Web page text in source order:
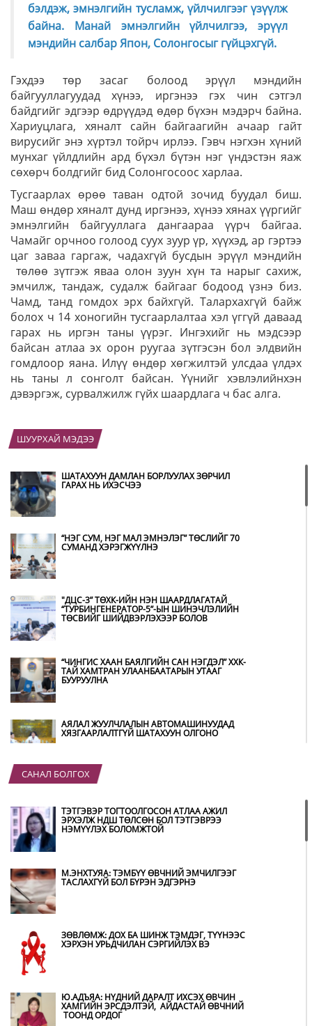
бэлдэж, эмнэлгийн тусламж, үйлчилгээг үзүүлж
байна. Манай эмнэлгийн үйлчилгээ, эрүүл
мэндийн салбар Япон, Солонгосыг гүйцэхгүй.
Гэхдээ төр засаг болоод эрүүл мэндийн
байгууллагуудад хүнээ, иргэнээ гэх чин сэтгэл
байдгийг эдгээр өдрүүдэд өдөр бүхэн мэдэрч байна.
Хариуцлага, хяналт сайн байгаагийн ачаар гайт
вирусийг энэ хүртэл тойрч ирлээ. Гэвч нэгхэн хүний
мунхаг үйлдлийн ард бүхэл бүтэн нэг үндэстэн яаж
сөхөрч болдгийг бид Солонгосоос харлаа.
Тусгаарлах өрөө таван одтой зочид буудал биш.
Маш өндөр хяналт дунд иргэнээ, хүнээ хянах үүргийг
эмнэлгийн байгууллага дангаараа үүрч байгаа.
Чамайг орчноо голоод суух зуур үр, хүүхэд, ар гэртээ
цаг заваа гаргаж, чадахгүй бусдын эрүүл мэндийн
төлөө зүтгэж яваа олон зуун хүн та нарыг сахиж,
эмчилж, тандаж, судалж байгааг бодоод үзнэ биз.
Чамд, танд гомдох эрх байхгүй. Талархахгүй байж
болох ч 14 хоногийн тусгаарлалтаа хэл үггүй даваад
гарах нь иргэн таны үүрэг. Ингэхийг нь мэдсээр
байсан атлаа эх орон руугаа зүтгэсэн бол элдвийн
гомдлоор яана. Илүү өндөр хөгжилтэй улсдаа үлдэх
нь таны л сонголт байсан. Үүнийг хэвлэлийнхэн
дэвэргэж, сурвалжилж гүйх шаардлага ч бас алга.
ШУУРХАЙ МЭДЭЭ
ШАТАХУУН ДАМЛАН БОРЛУУЛАХ ЗӨРЧИЛ
ГАРАХ НЬ ИХЭСЧЭЭ
“НЭГ СУМ, НЭГ МАЛ ЭМНЭЛЭГ” ТӨСЛИЙГ 70
СУМАНД ХЭРЭГЖҮҮЛНЭ
"ДЦС-3” ТӨХК-ИЙН НЭН ШААРДЛАГАТАЙ
“ТУРБИНГЕНЕРАТОР-5”-ЫН ШИНЭЧЛЭЛИЙН
ТӨСВИЙГ ШИЙДВЭРЛЭХЭЭР БОЛОВ
“ЧИНГИС ХААН БАЯЛГИЙН САН НЭГДЭЛ” ХХК-
ТАЙ ХАМТРАН УЛААНБААТАРЫН УТААГ
БУУРУУЛНА
АЯЛАЛ ЖУУЛЧЛАЛЫН АВТОМАШИНУУДАД
ХЯЗГААРЛАЛТГҮЙ ШАТАХУУН ОЛГОНО
“ХОТЫН ДАРГА СОНСОЖ БАЙНА” 150150
ҮЙЛДВЭРЛЭНЭ
САНАЛ БОЛГОХ
ТЭТГЭВЭР ТОГТООЛГОСОН АТЛАА АЖИЛ
ЭРХЭЛЖ НДШ ТӨЛСӨН БОЛ ТЭТГЭВРЭЭ
НЭМҮҮЛЭХ БОЛОМЖТОЙ
М.ЭНХТУЯА: ТЭМБҮҮ ӨВЧНИЙ ЭМЧИЛГЭЭГ
ТАСЛАХГҮЙ БОЛ БҮРЭН ЭДГЭРНЭ
ЗӨВЛӨМЖ: ДОХ БА ШИНЖ ТЭМДЭГ, ТҮҮНЭЭС
ХЭРХЭН УРЬДЧИЛАН СЭРГИЙЛЭХ ВЭ
Ю.АДЪЯА: НҮДНИЙ ДАРАЛТ ИХСЭХ ӨВЧИН
ХАМГИЙН ЭРСДЭЛТЭЙ, АЙДАСТАЙ ӨВЧНИЙ
ТООНД ОРДОГ